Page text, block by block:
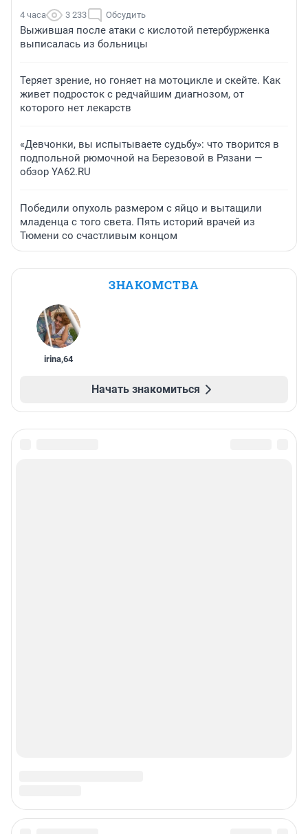
4 часа 3 233 Обсудить
Выжившая после атаки с кислотой петербурженка
выписалась из больницы
Теряет зрение, но гоняет на мотоцикле и скейте. Как
живет подросток с редчайшим диагнозом, от
которого нет лекарств
«Девчонки, вы испытываете судьбу»: что творится в
подпольной рюмочной на Березовой в Рязани —
обзор YA62.RU
Победили опухоль размером с яйцо и вытащили
младенца с того света. Пять историй врачей из
Тюмени со счастливым концом
ЗНАКОМСТВА
irina,64
Начать знакомиться